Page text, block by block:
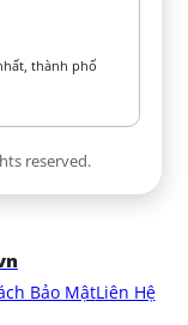
thành phố
reserved.
Bảo MậtLiên Hệ